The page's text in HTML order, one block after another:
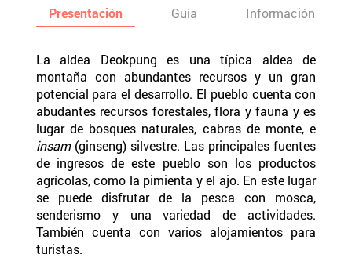
Presentación Guía Información
La aldea Deokpung es una típica aldea de
montaña con abundantes recursos y un gran
potencial para el desarrollo. El pueblo cuenta con
abudantes recursos forestales, flora y fauna y es
lugar de bosques naturales, cabras de monte, e
insam (ginseng) silvestre. Las principales fuentes
de ingresos de este pueblo son los productos
agrícolas, como la pimienta y el ajo. En este lugar
se puede disfrutar de la pesca con mosca,
senderismo y una variedad de actividades.
También cuenta con varios alojamientos para
turistas.